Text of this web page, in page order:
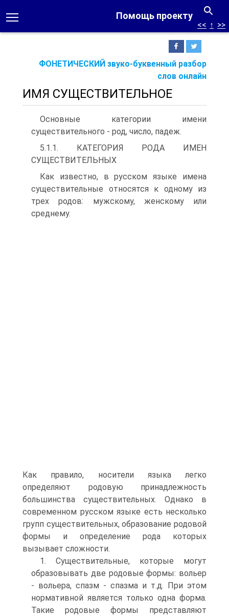
Помощь проекту
ФОНЕТИЧЕСКИЙ звуко-буквенный разбор
слов онлайн
<< ↑ >>
ИМЯ СУЩЕСТВИТЕЛЬНОЕ
Основные категории имени
существительного - род, число, падеж.
5.1.1. КАТЕГОРИЯ РОДА ИМЕН
СУЩЕСТВИТЕЛЬНЫХ
Как известно, в русском языке имена
существительные относятся к одному из
трех родов: мужскому, женскому или
среднему.
Как правило, носители языка легко
определяют родовую принадлежность
большинства существительных. Однако в
современном русском языке есть несколько
групп существительных, образование родовой
формы и определение рода которых
вызывает сложности.
1. Существительные, которые могут
образовывать две родовые формы: вольер
- вольера, спазм - спазма и т.д. При этом
нормативной является только одна форма.
Такие родовые формы представляют